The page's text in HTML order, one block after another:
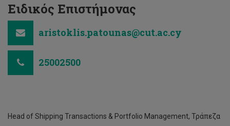
Ειδικός Επιστήμονας
aristoklis.patounas@cut.ac.cy
25002500
Head of Shipping Transactions & Portfolio Management, Τράπεζα